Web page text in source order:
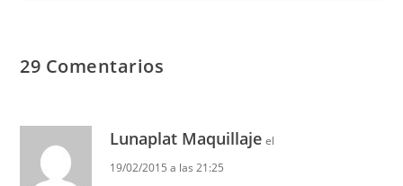
29 Comentarios
Lunaplat Maquillaje el
19/02/2015 a las 21:25